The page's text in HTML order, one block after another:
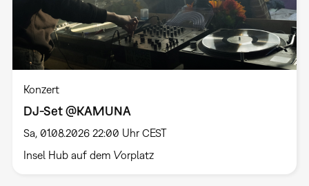
Konzert
DJ-Set @KAMUNA
Sa, 01.08.2026 22:00 Uhr CEST
Insel Hub auf dem Vorplatz